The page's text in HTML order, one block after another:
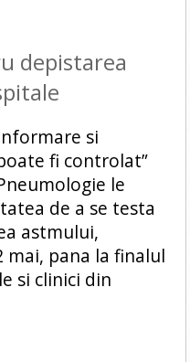
depistarea
si
fi controlat”
le
de a se testa
astmului,
mai, pana la finalul
si clinici din